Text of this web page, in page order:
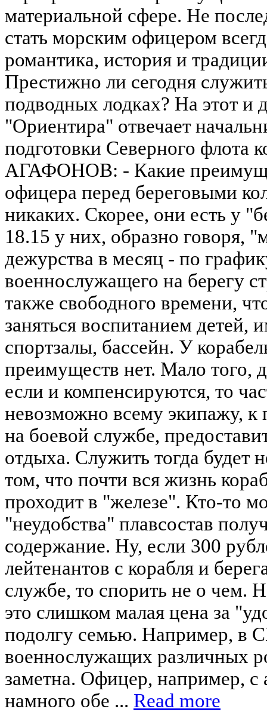
материальной сфере. Не
стать морским офицером
романтика, история и
Престижно ли сегодня
подводных лодках? На этот и
"Ориентира" отвечает
подготовки Северного флота
АГАФОНОВ: - Какие
офицера перед береговыми
никаких. Скорее, они есть у
18.15 у них, образно говоря,
дежурства в месяц - по
военнослужащего на берегу
также свободного времени,
заняться воспитанием детей,
спортзалы, бассейн. У
преимуществ нет. Мало того,
если и компенсируются, то
невозможно всему экипажу,
на боевой службе,
отдыха. Служить тогда будет
том, что почти вся жизнь
проходит в "железе". Кто-то
"неудобства" плавсостав
содержание. Ну, если 300
лейтенантов с корабля и
службе, то спорить не о чем.
это слишком малая цена за
подолгу семью. Например, в
военнослужащих различных
заметна. Офицер, например, с
намного обе ... Read more